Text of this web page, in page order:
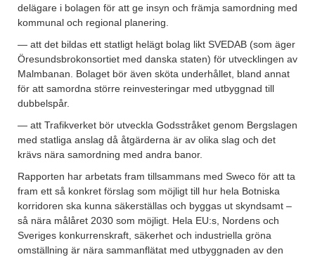
delägare i bolagen för att ge insyn och främja samordning med
kommunal och regional planering.
— att det bildas ett statligt helägt bolag likt SVEDAB (som äger
Öresundsbrokonsortiet med danska staten) för utvecklingen av
Malmbanan. Bolaget bör även sköta underhållet, bland annat
för att samordna större reinvesteringar med utbyggnad till
dubbelspår.
— att Trafikverket bör utveckla Godsstråket genom Bergslagen
med statliga anslag då åtgärderna är av olika slag och det
krävs nära samordning med andra banor.
Rapporten har arbetats fram tillsammans med Sweco för att ta
fram ett så konkret förslag som möjligt till hur hela Botniska
korridoren ska kunna säkerställas och byggas ut skyndsamt –
så nära målåret 2030 som möjligt. Hela EU:s, Nordens och
Sveriges konkurrenskraft, säkerhet och industriella gröna
omställning är nära sammanflätat med utbyggnaden av den